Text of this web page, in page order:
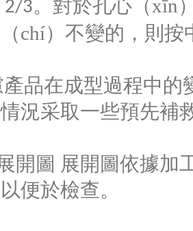
2/3。對於孔心（xīn
chí）不變的，則按
品在成型過程中的
況采取一些預先補
開圖 展開圖依據加
便於檢查。